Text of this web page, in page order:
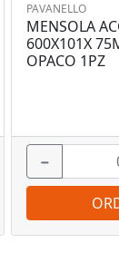
PAVANELLO
MENSOLA
600X101X
OPACO 1PZ
−